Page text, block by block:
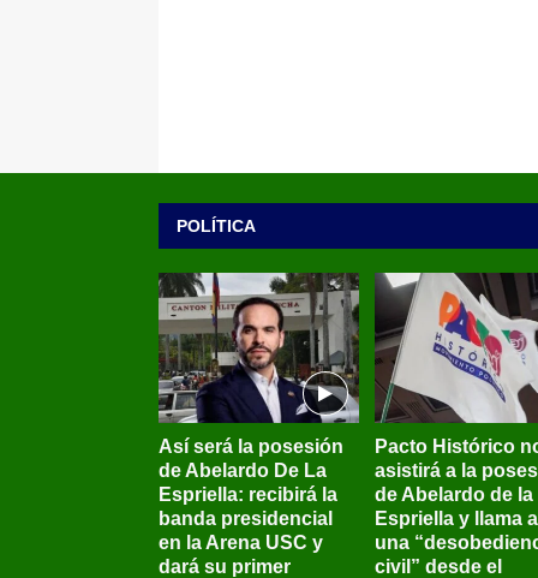
POLÍTICA
Así será la posesión
de Abelardo De La
Espriella: recibirá la
banda presidencial
en la Arena USC y
dará su primer
Pacto Histórico
asistirá a la
de Abelardo de la
Espriella y llama a
una
civil” desde el